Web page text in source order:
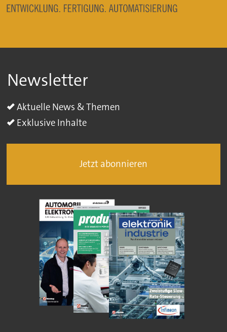
Newsletter
Aktuelle News & Themen
Exklusive Inhalte
Jetzt abonnieren